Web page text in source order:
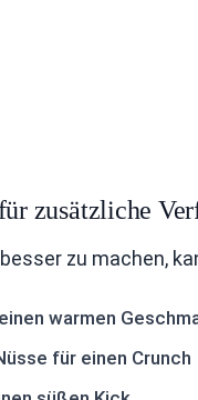
zusätzliche
zu machen,
warmen
für einen Crunch